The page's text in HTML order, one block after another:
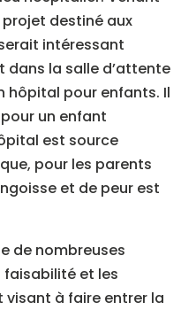
destiné aux
intéressant
dans la salle d’attente
hôpital pour enfants. Il
un enfant
est source
pour les parents
et de peur est
de nombreuses
et les
visant à faire entrer la